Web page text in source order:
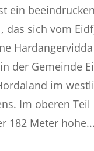
ein
das sich vom
der Gemeinde
im
Im oberen Teil
182 Meter hohe...